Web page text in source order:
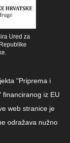
Ured za
"Priprema i
iz EU
web stranice je
odražava nužno